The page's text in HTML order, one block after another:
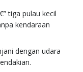
tiga pulau kecil
kendaraan
dengan udara